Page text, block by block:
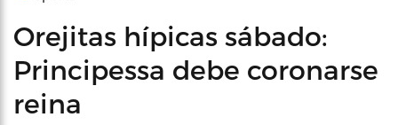
Orejitas hípicas sábado:
Principessa debe coronarse
reina